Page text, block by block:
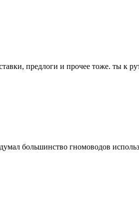
предлоги и прочее тоже. ты к
большинство гномоводов